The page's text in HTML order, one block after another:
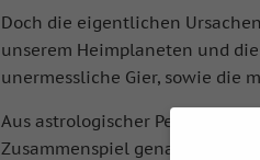
Doch die eigentlichen
unserem Heimplaneten und
unermessliche Gier, sowie die
Aus astrologischer
Zusammenspiel genauer